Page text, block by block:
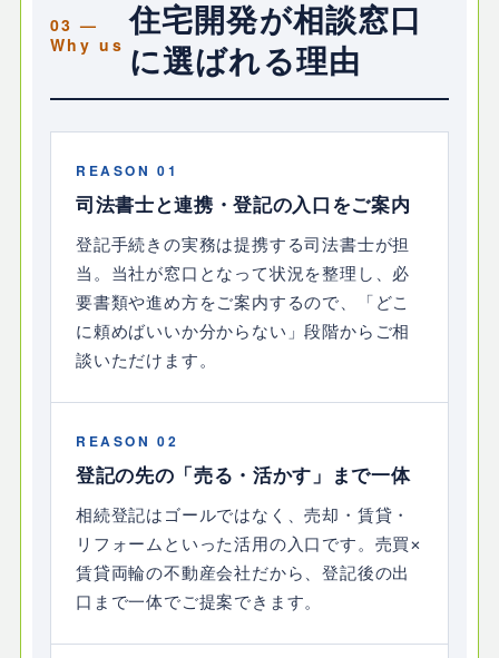
住宅開発が相談窓口
に選ばれる理由
REASON 01
司法書士と連携・登記の入口をご案内
登記手続きの実務は提携する司法書士が担
当。当社が窓口となって状況を整理し、必
要書類や進め方をご案内するので、「どこ
に頼めばいいか分からない」段階からご相
談いただけます。
REASON 02
登記の先の「売る・活かす」まで一体
相続登記はゴールではなく、売却・賃貸・
リフォームといった活用の入口です。売買×
賃貸両輪の不動産会社だから、登記後の出
口まで一体でご提案できます。